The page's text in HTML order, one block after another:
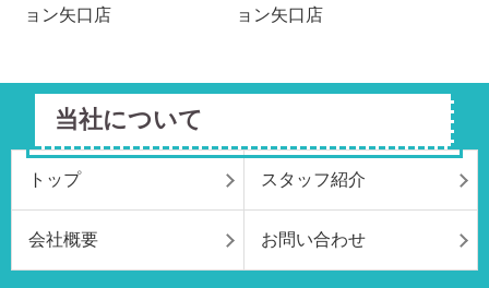
当社について
トップ スタッフ紹介
会社概要 お問い合わせ